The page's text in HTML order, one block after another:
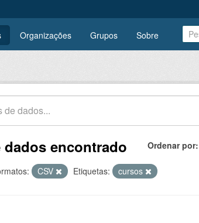
Organizações Grupos Sobre
Ordenar por
encontrado
CSV Etiquetas: cursos